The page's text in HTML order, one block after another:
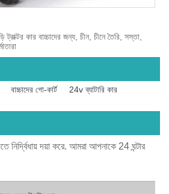
ট্রাক্টর কার বাচ্চাদের জন্য, চীন, চীনে তৈরি, সস্তা,
বাচ্চাদের গো-কার্ট
24v ব্যাটারি কার
নির্দ্বিধায় দয়া করে. আমরা আপনাকে 24 ঘন্টার